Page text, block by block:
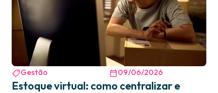
Gestão 09/06/2026
Estoque virtual: como centralizar e